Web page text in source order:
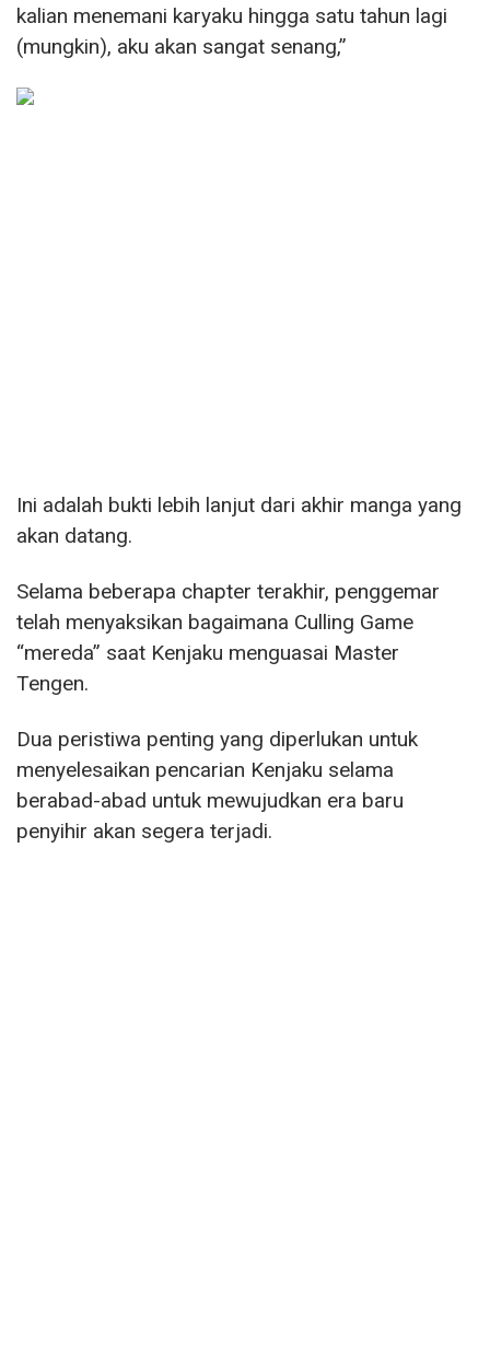
kalian menemani karyaku hingga satu tahun lagi
(mungkin), aku akan sangat senang,”
Ini adalah bukti lebih lanjut dari akhir manga yang
akan datang.
Selama beberapa chapter terakhir, penggemar
telah menyaksikan bagaimana Culling Game
“mereda” saat Kenjaku menguasai Master
Tengen.
Dua peristiwa penting yang diperlukan untuk
menyelesaikan pencarian Kenjaku selama
berabad-abad untuk mewujudkan era baru
penyihir akan segera terjadi.